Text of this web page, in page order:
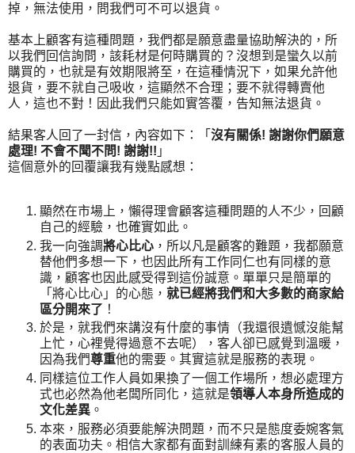
掉，無法使用，問我們可不可以退貨。
基本上顧客有這種問題，我們都是願意盡量協助解決的，所
以我們回信詢問，該耗材是何時購買的？沒想到是蠻久以前
購買的，也就是有效期限將至，在這種情況下，如果允許他
退貨，要不就自己吸收，這顯然不合理；要不就得轉賣他
人，這也不對！因此我們只能如實答覆，告知無法退貨。
結果客人回了一封信，內容如下：「 沒有關係! 謝謝你們願意
處理! 不會不聞不問! 謝謝!! 」
這個意外的回覆讓我有幾點感想：
顯然在市場上，懶得理會顧客這種問題的人不少，回顧
自己的經驗，也確實如此。
我一向強調將心比心 ，所以凡是顧客的難題，我都願意
替他們多想一下，也因此所有工作同仁也有同樣的意
識，顧客也因此感受得到這份誠意。單單只是簡單的
「將心比心」的心態， 就已經將我們和大多數的商家給
區分開來了 ！
於是，就我們來講沒有什麼的事情（我還很遺憾沒能幫
上忙，心裡覺得過意不去呢），客人卻已感覺到溫暖，
因為我們尊重他的需要。其實這就是服務的表現。
同樣這位工作人員如果換了一個工作場所，想必處理方
式也必然為他老闆所同化，這就是領導人本身所造成的
文化差異 。
本來，服務必須要能解決問題，而不只是態度委婉客氣
的表面功夫。相信大家都有面對訓練有素的客服人員的